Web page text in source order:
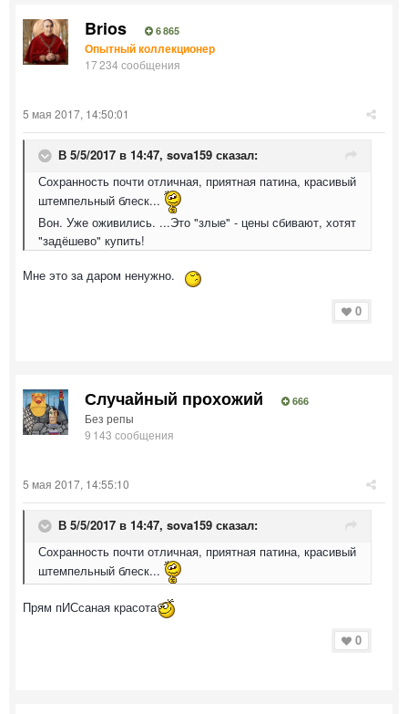
Brios 6 865
Опытный коллекционер
17 234 сообщения
5 мая 2017, 14:50:01
В 5/5/2017 в 14:47, sova159 сказал:
Сохранность почти отличная, приятная патина, красивый
штемпельный блеск...
Вон. Уже оживились. ...Это "злые" - цены сбивают, хотят
"задёшево" купить!
Мне это за даром ненужно.
0
Случайный прохожий 666
Без репы
9 143 сообщения
5 мая 2017, 14:55:10
В 5/5/2017 в 14:47, sova159 сказал:
Сохранность почти отличная, приятная патина, красивый
штемпельный блеск...
Прям пИСсаная красота
0